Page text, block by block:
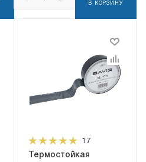
В КОРЗИНУ
17
Термостойкая